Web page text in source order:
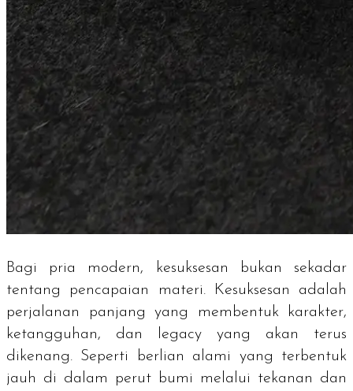
Bagi pria modern, kesuksesan bukan sekadar
tentang pencapaian materi. Kesuksesan adalah
perjalanan panjang yang membentuk karakter,
ketangguhan, dan
legacy yang akan terus
dikenang. Seperti berlian alami yang terbentuk
jauh di dalam perut bumi melalui tekanan dan